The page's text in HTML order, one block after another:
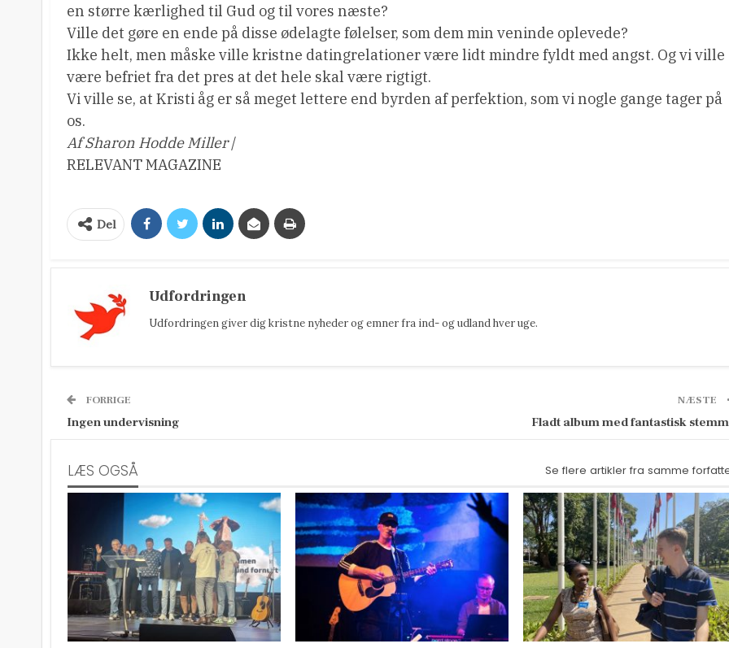
en større kærlighed til Gud og til vores næste?
Ville det gøre en ende på disse ødelagte følelser, som dem min veninde oplevede?
Ikke helt, men måske ville kristne datingrelationer være lidt mindre fyldt med angst. Og vi ville
være befriet fra det pres at det hele skal være rigtigt.
Vi ville se, at Kristi åg er så meget lettere end byrden af ​​perfektion, som vi nogle gange tager på
os.
Af Sharon Hodde Miller/
RELEVANT MAGAZINE
Del
Udfordringen
Udfordringen giver dig kristne nyheder og emner fra ind- og udland hver uge.
FORRIGE
Ingen undervisning
NÆSTE
Fladt album med fantastisk
LÆS OGSÅ Se flere artikler fra samme